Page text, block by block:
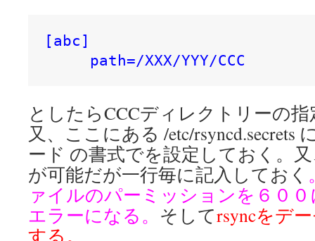
[abc]
     path=/XXX/YYY/CCC
としたらCCCディレクトリーの指
又、ここにある /etc/rsyncd.secrets
ード の書式でを設定しておく。
が可能だが一行毎に記入しておく
ァイルのパーミッションを６０
エラーになる。 そしてrsyncをデ
する。